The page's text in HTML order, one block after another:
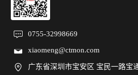
0755-32998669
xiaomeng@ctmon.com
广东省深圳市宝安区 宝民一路宝